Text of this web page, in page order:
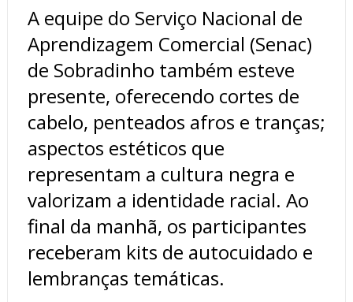
A equipe do Serviço Nacional de
Aprendizagem Comercial (Senac)
de Sobradinho também esteve
presente, oferecendo cortes de
cabelo, penteados afros e tranças;
aspectos estéticos que
representam a cultura negra e
valorizam a identidade racial. Ao
final da manhã, os participantes
receberam kits de autocuidado e
lembranças temáticas.